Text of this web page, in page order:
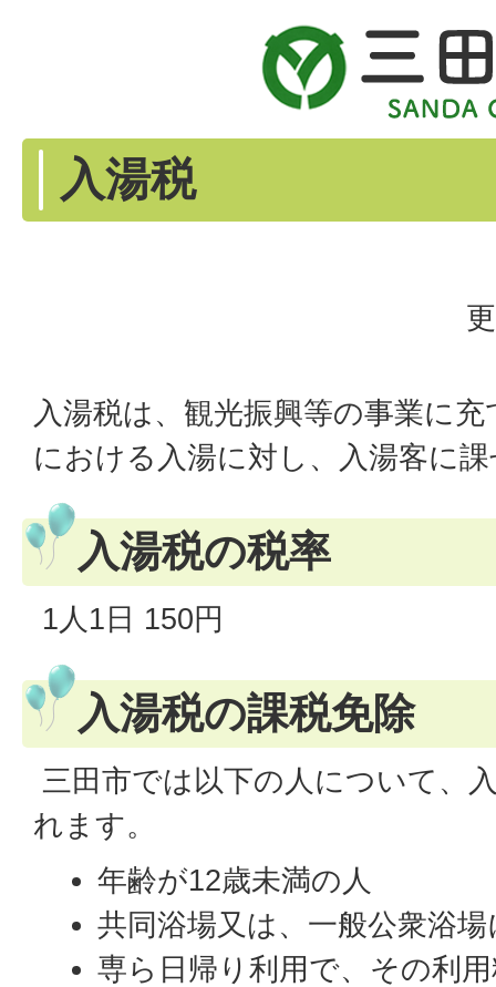
入湯税
入湯税は、観光振興等の事業に
における入湯に対し、入湯客に
入湯税の税率
1人1日 150円
入湯税の課税免除
三田市では以下の人について、
れます。
年齢が12歳未満の人
共同浴場又は、一般公衆浴
専ら日帰り利用で、その利